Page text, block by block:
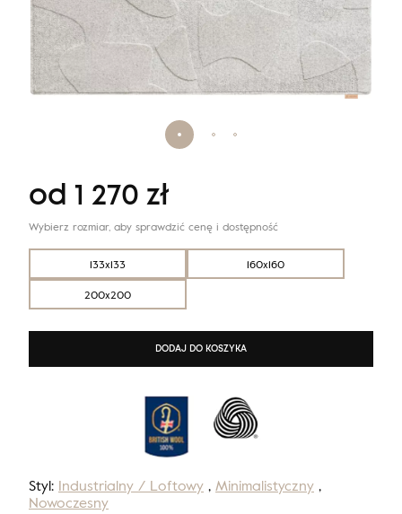
Styl: Industrialny / Loftowy , Minimalistyczny ,
Nowoczesny
133x133
160x160
200x200
od 1 270 zł
Wybierz rozmiar, aby sprawdzić cenę i dostępność
DODAJ DO KOSZYKA